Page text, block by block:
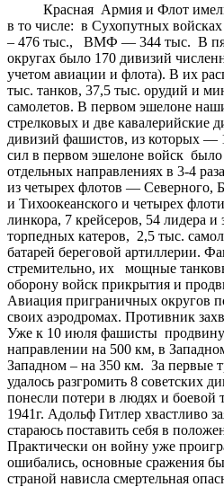
Красная Армия и Флот имели
в то числе: в Сухопутных
– 476 тыс., ВМФ — 344 тыс. В
округах было 170 дивизий
учетом авиации и флота). В их
тыс. танков, 37,5 тыс. орудий и
самолетов. В первом эшелоне
стрелковых и две кавалерийские
дивизий фашистов, из которых —
сил в первом эшелоне войск было
отдельных направлениях в 3-4
из четырех флотов — Северного,
и Тихоокеанского и четырех
линкора, 7 крейсеров, 54 лидера
торпедных катеров, 2,5 тыс.
батарей береговой артиллерии.
стремительно, их мощные
оборону войск прикрытия и
Авиация приграничных округов
своих аэродромах. Противник
Уже к 10 июля фашисты
направлении на 500 км, в
Западном – на 350 км. За первые
удалось разгромить 8 советских
понесли потери в людях и боевой
1941г. Адольф Гитлер хвастливо
стараюсь поставить себя в
Практически он войну уже
ошибались, основные сражения
страной нависла смертельная